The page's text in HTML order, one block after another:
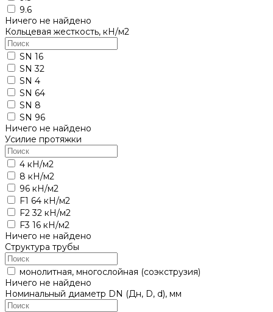
9.6
Ничего не найдено
Кольцевая жесткость, кН/м2
SN 16
SN 32
SN 4
SN 64
SN 8
SN 96
Ничего не найдено
Усилие протяжки
4 кН/м2
8 кН/м2
96 кН/м2
F1 64 кН/м2
F2 32 кН/м2
F3 16 кН/м2
Ничего не найдено
Структура трубы
монолитная, многослойная (соэкструзия)
Ничего не найдено
Номинальный диаметр DN (Дн, D, d), мм